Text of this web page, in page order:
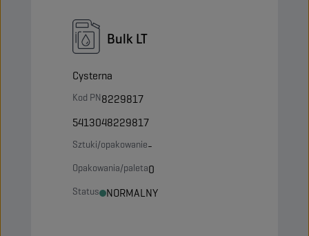
Bulk LT
Cysterna
Kod PN8229817
5413048229817
Sztuki/opakowanie-
Opakowania/paleta0
Status NORMALNY